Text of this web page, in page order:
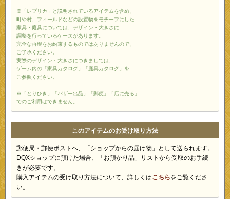
※「レプリカ」と説明されているアイテムを含め、
町や村、フィールドなどの設置物をモチーフにした
家具・庭具については、デザイン・大きさに
調整を行っているケースがあります。
完全な再現をお約束するものではありませんので、
ご了承ください。
実際のデザイン・大きさにつきましては、
ゲーム内の「家具カタログ」「庭具カタログ」を
ご参照ください。
※「とりひき」「バザー出品」「郵便」「店に売る」
でのご利用はできません。
このアイテムのお受け取り方法
郵便局・郵便ポストへ、「ショップからの届け物」として送られます。
DQXショップに預けた場合、「お預かり品」リストから受取のお手続
きが必要です。
購入アイテムの受け取り方法について、詳しくはこちらをご覧くださ
い。